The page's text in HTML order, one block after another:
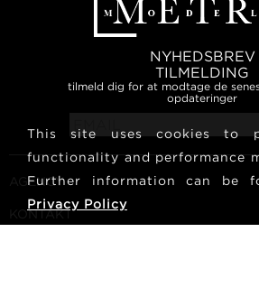
NYHEDSBREV
TILMELDING
tilmeld dig for at modtage de
opdateringer
AGENCY
KONTAKT
This site uses cookies to
functionality and performance
Further information can be
Privacy Policy